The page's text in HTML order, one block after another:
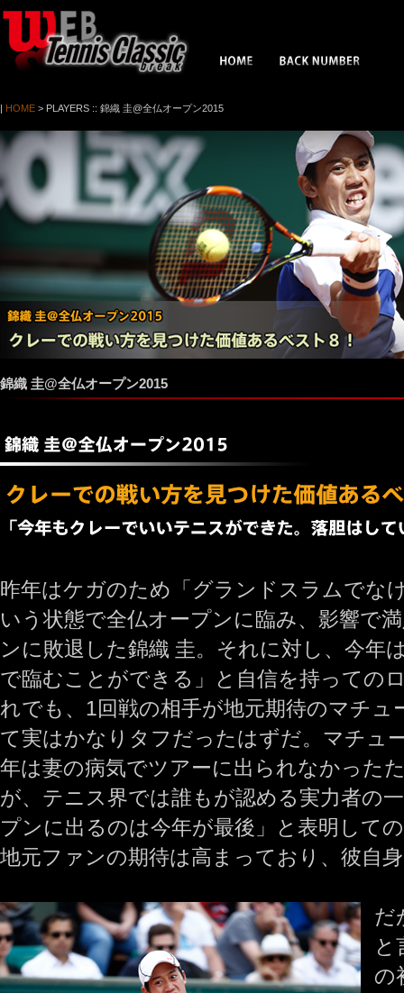
| HOME > PLAYERS :: 錦織 圭@全仏オープン2015
錦織 圭@全仏オープン2015
昨年はケガのため「グランドスラムでな
いう状態で全仏オープンに臨み、影響で
ンに敗退した錦織 圭。それに対し、今年
で臨むことができる」と自信を持っての
れでも、1回戦の相手が地元期待のマチ
て実はかなりタフだったはずだ。マチュ
年は妻の病気でツアーに出られなかった
が、テニス界では誰もが認める実力者の
プンに出るのは今年が最後」と表明して
地元ファンの期待は高まっており、彼自
だ
と
の